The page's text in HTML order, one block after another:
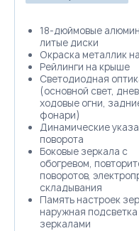
18-дюймовые
литые диски
Окраска металлик
Рейлинги на крыше
Светодиодная
(основной свет,
ходовые огни,
фонари)
Динамические
поворота
Боковые зеркала с
обогревом,
поворотов,
складывания
Память настроек
наружная
зеркалами